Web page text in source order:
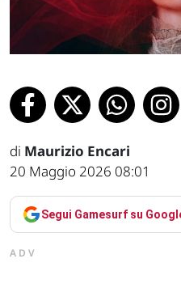
di Maurizio Encari
20 Maggio 2026 08:01
Segui Gamesurf su
ADV